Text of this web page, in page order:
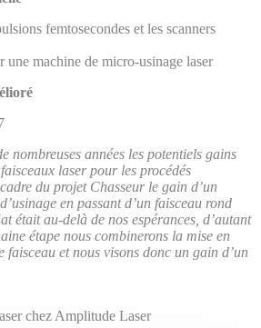
femtosecondes et les scanners
une machine de micro-usinage laser
nombreuses années les potentiels gains
laser pour les procédés
du projet Chasseur le gain d’un
en passant d’un faisceau rond
était au-delà de nos espérances, d’autant
étape nous combinerons la mise en
faisceau et nous visons donc un gain d’un
chez Amplitude Laser